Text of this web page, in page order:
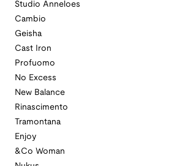
Studio Anneloes
Cambio
Geisha
Cast Iron
Profuomo
No Excess
New Balance
Rinascimento
Tramontana
Enjoy
&Co Woman